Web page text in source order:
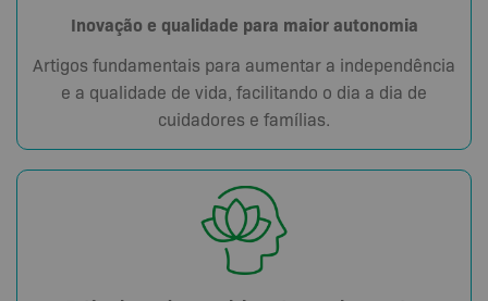
Inovação e qualidade para maior autonomia
Artigos fundamentais para aumentar a independência
e a qualidade de vida, facilitando o dia a dia de
cuidadores e famílias.